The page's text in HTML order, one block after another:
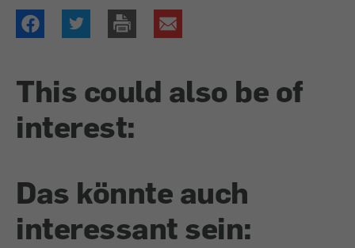
This could also be of
interest:
Das könnte auch
interessant sein: